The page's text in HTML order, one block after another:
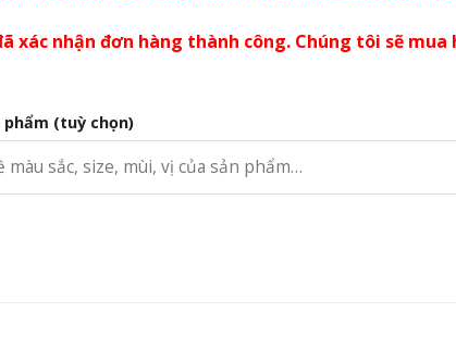
xác nhận đơn hàng thành công. Chúng tôi sẽ
phẩm (tuỳ chọn)